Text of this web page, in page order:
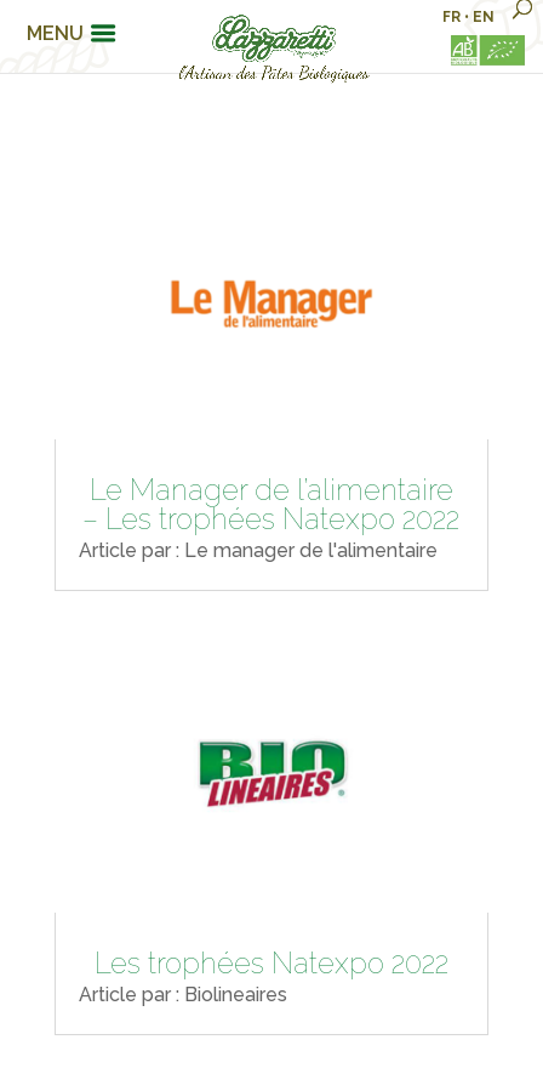
MENU
FR • EN
Le Manager de l’alimentaire
– Les trophées Natexpo 2022
Article par : Le manager de l'alimentaire
Les trophées Natexpo 2022
Article par : Biolineaires